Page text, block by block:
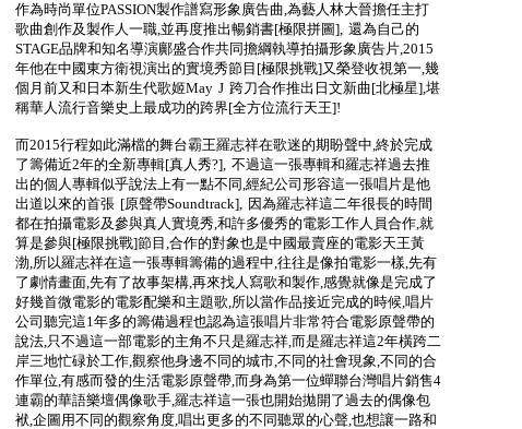
作為時尚單位PASSION製作譜寫形象廣告曲,為藝人林大晉擔任主打
歌曲創作及製作人一職,並再度推出暢銷書[極限拼圖], 還為自己的
STAGE品牌和知名導演鄺盛合作共同擔綱執導拍攝形象廣告片,2015
年他在中國東方衛視演出的實境秀節目[極限挑戰]又榮登收視第一,幾
個月前又和日本新生代歌姬May J 跨刀合作推出日文新曲[北極星],堪
稱華人流行音樂史上最成功的跨界[全方位流行天王]!
而2015行程如此滿檔的舞台霸王羅志祥在歌迷的期盼聲中,終於完成
了籌備近2年的全新專輯[真人秀?], 不過這一張專輯和羅志祥過去推
出的個人專輯似乎說法上有一點不同,經紀公司形容這一張唱片是他
出道以來的首張 [原聲帶Soundtrack], 因為羅志祥這二年很長的時間
都在拍攝電影及參與真人實境秀,和許多優秀的電影工作人員合作,就
算是參與[極限挑戰]節目,合作的對象也是中國最賣座的電影天王黃
渤,所以羅志祥在這一張專輯籌備的過程中,往往是像拍電影一樣,先有
了劇情畫面,先有了故事架構,再來找人寫歌和製作,感覺就像是完成了
好幾首微電影的電影配樂和主題歌,所以當作品接近完成的時候,唱片
公司聽完這1年多的籌備過程也認為這張唱片非常符合電影原聲帶的
說法,只不過這一部電影的主角不只是羅志祥,而是羅志祥這2年橫跨二
岸三地忙碌於工作,觀察他身邊不同的城市,不同的社會現象,不同的合
作單位,有感而發的生活電影原聲帶,而身為第一位蟬聯台灣唱片銷售4
連霸的華語樂壇偶像歌手,羅志祥這一張也開始拋開了過去的偶像包
袱,企圖用不同的觀察角度,唱出更多的不同聽眾的心聲,也想讓一路和